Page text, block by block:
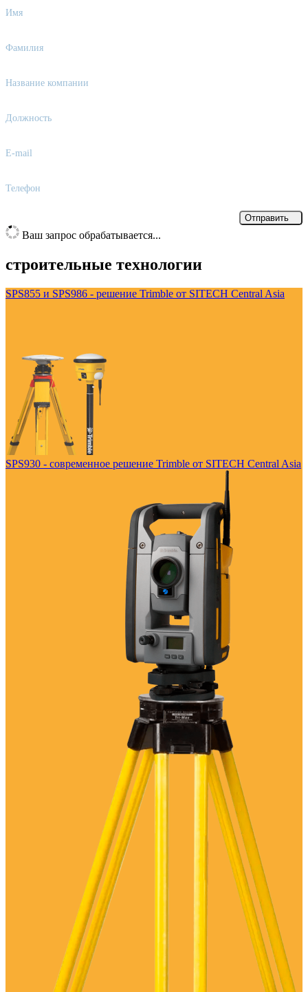
Имя
Фамилия
Название компании
Должность
E-mail
Телефон
Отправить
Ваш запрос обрабатывается...
строительные технологии
SPS855 и SPS986 - решение Trimble от SITECH Central Asia
SPS930 - современное решение Trimble от SITECH Central Asia